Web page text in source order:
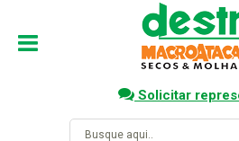
Solicitar